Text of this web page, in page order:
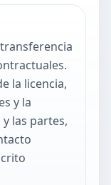
la licencia,
y la
las partes,